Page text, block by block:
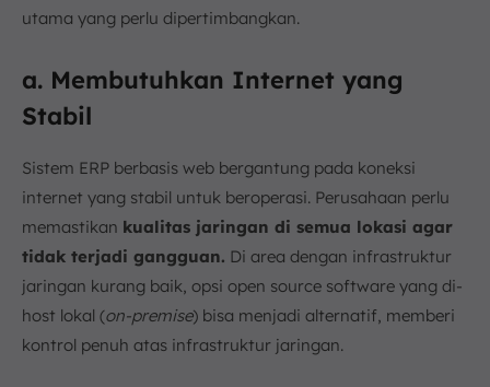
utama yang perlu dipertimbangkan.
a. Membutuhkan Internet yang
Stabil
Sistem ERP berbasis web bergantung pada koneksi
internet yang stabil untuk beroperasi. Perusahaan perlu
memastikan kualitas jaringan di semua lokasi agar
tidak terjadi gangguan. Di area dengan infrastruktur
jaringan kurang baik, opsi open source software yang di-
host lokal (on-premise) bisa menjadi alternatif, memberi
kontrol penuh atas infrastruktur jaringan.